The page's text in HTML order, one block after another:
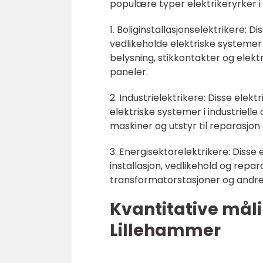
populære typer elektrikeryrker i
1. Boliginstallasjonselektrikere:
vedlikeholde elektriske
belysning, stikkontakter og
paneler.
2. Industrielektrikere: Disse
elektriske systemer i
maskiner og utstyr til
3. Energisektorelektrikere:
installasjon, vedlikehold og
transformatorstasjoner og
Kvantitative
Lillehammer